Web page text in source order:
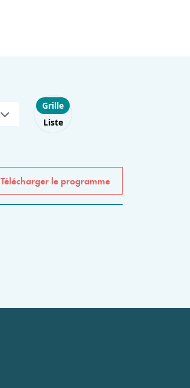
Choose layout
Grille
Liste
Télécharger le programme